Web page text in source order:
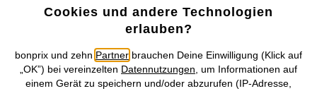
Preisangaben inkl. gesetzl. MwSt. und zzgl.Service- &
Versandkosten
Cookies und andere Technologien
erlauben?
bonprix und zehn Partner brauchen Deine Einwilligung (Klick auf
„OK”) bei vereinzelten Datennutzungen , um Informationen auf
einem Gerät zu speichern und/oder abzurufen (IP-Adresse,